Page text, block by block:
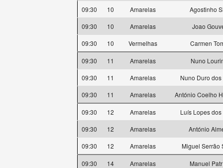
09:30
10 Amarelas
Agostinho
09:30
10 Amarelas
Joao
09:30
10 Vermelhas Carmen
09:30 11 Amarelas
Nuno
09:30
11 Amarelas
Nuno Duro dos
09:30
11 Amarelas António Coelho
09:30 12 Amarelas
Luís Lopes dos
09:30
12 Amarelas
António
09:30
12 Amarelas Miguel Serrão
09:30 14 Amarelas
Manuel